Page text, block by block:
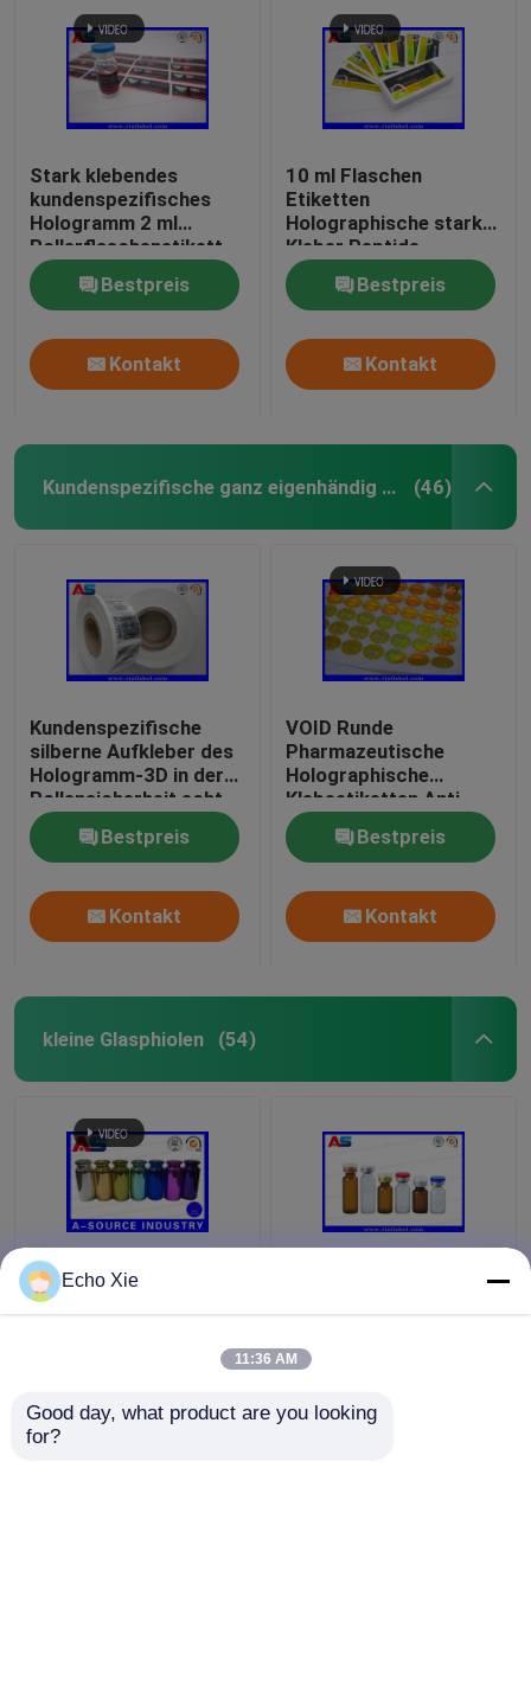
Stark klebendes
kundenspezifisches
Hologramm 2 ml
Rollerflaschenetikett
für Peptide
Bestpreis
Kontakt
10 ml Flaschen
Etiketten
Holographische starke
Kleber Peptide
Pharmazeutische
Flaschenetiketten
25x60mm
Bestpreis
Kontakt
Kundenspezifische ganz eigenhändig geschriebe Aufkleber (46)
Kundenspezifische
silberne Aufkleber des
Hologramm-3D in der
Rollensicherheit echt
mit ganz eigenhändig
geschrieben
Sicherheitsaufklebern
der ernsten schwarzen
Codes
Bestpreis
Kontakt
VOID Runde
Pharmazeutische
Holographische
Klebeetiketten Anti-
Fälschung 3D-
Hologramm-Aufkleber
Bestpreis
Kontakt
kleine Glasphiolen (54)
Bunte kleine
Glasphiolen-Flaschen
Glastropfflaschen 10ml
1ml/2ml/3ml/5ml /10ml
Echo Xie
11:36 AM
Good day, what product are you looking
for?